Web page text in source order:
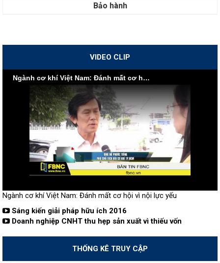
Bảo hành
VIDEO CLIP
Ngành cơ khí Việt Nam: Đánh mất cơ hội vì nội lực yếu
Ngành cơ khí Việt Nam: Đánh mất cơ hội vì nội lực yếu
Sáng kiến giải pháp hữu ích 2016
Doanh nghiệp CNHT thu hẹp sản xuất vì thiếu vốn
THỐNG KÊ TRUY CẬP